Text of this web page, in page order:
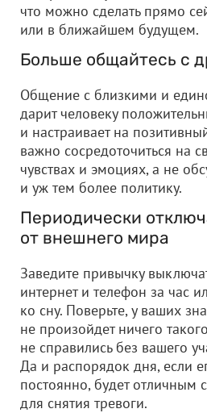
что можно сделать прямо
или в ближайшем будущем.
Больше общайтесь с
Общение с близкими и
дарит человеку
и настраивает на
важно сосредоточиться на
чувствах и эмоциях, а не
и уж тем более политику.
Периодически
от внешнего мира
Заведите привычку
интернет и телефон за час
ко сну. Поверьте, у ваших
не произойдет ничего
не справились без вашего
Да и распорядок дня, если
постоянно, будет отличным
для снятия тревоги.